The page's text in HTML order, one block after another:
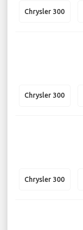
Chrysler 300
Chrysler 300
Chrysler 300